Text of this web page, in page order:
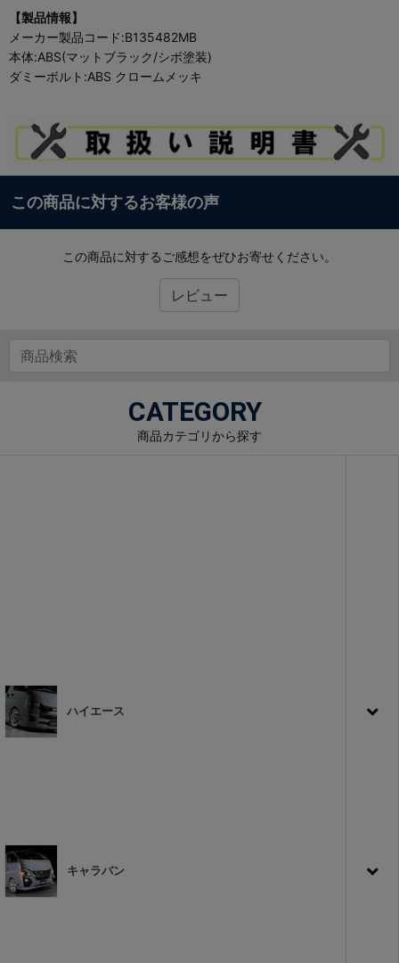
【製品情報】
メーカー製品コード:B135482MB
本体:ABS(マットブラック/シボ塗装)
ダミーボルト:ABS クロームメッキ
この商品に対するお客様の声
この商品に対するご感想をぜひお寄せください。
レビュー
CATEGORY
商品カテゴリから探す
ハイエース
キャラバン